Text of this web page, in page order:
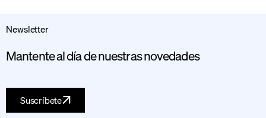
Newsletter
Mantente al día de nuestras novedades
Suscríbete